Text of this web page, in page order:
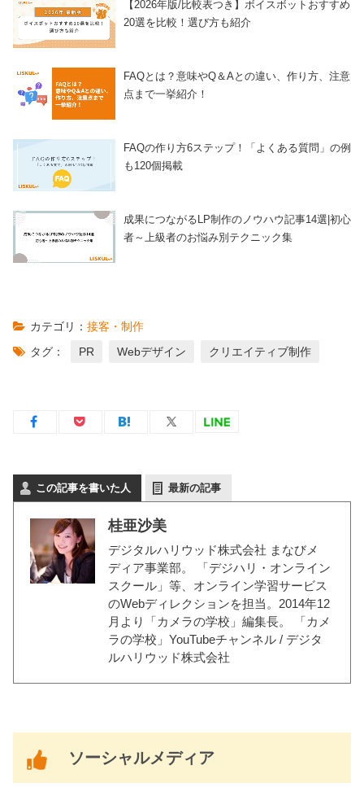
【2026年版/比較表つき】ボイスボットおすすめ
20選を比較！選び方も紹介
FAQとは？意味やQ＆Aとの違い、作り方、注意
点まで一挙紹介！
FAQの作り方6ステップ！「よくある質問」の例
も120個掲載
成果につながるLP制作のノウハウ記事14選|初心
者～上級者のお悩み別テクニック集
カテゴリ： 接客・制作
タグ：
PR Webデザイン クリエイティブ制作
この記事を書いた人 最新の記事
桂亜沙美
デジタルハリウッド株式会社 まなびメ
ディア事業部。 「デジハリ・オンライン
スクール」等、オンライン学習サービス
のWebディレクションを担当。2014年12
月より「カメラの学校」編集長。
「カメ
ラの学校」YouTubeチャンネル / デジタ
ルハリウッド株式会社
ソーシャルメディア